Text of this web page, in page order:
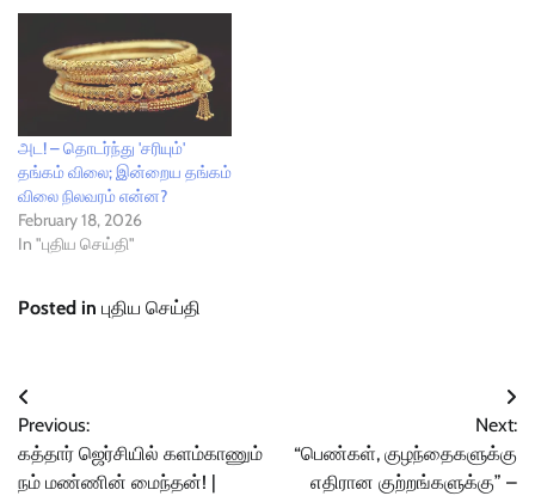
அட! – தொடர்ந்து 'சரியும்'
தங்கம் விலை; இன்றைய தங்கம்
விலை நிலவரம் என்ன?
February 18, 2026
In "புதிய செய்தி"
Posted in புதிய செய்தி
Post
navigation
Previous:
கத்தார் ஜெர்சியில் களம்காணும்
நம் மண்ணின் மைந்தன்! |
Next:
“பெண்கள், குழந்தைகளுக்கு
எதிரான குற்றங்களுக்கு” –